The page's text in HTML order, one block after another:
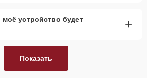
моё устройство будет
+
Показать